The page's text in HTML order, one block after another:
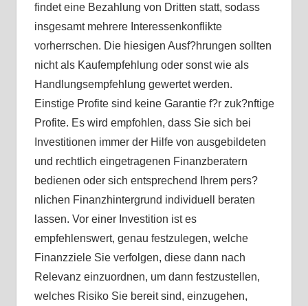
findet eine Bezahlung von Dritten statt, sodass
insgesamt mehrere Interessenkonflikte
vorherrschen. Die hiesigen Ausf?hrungen sollten
nicht als Kaufempfehlung oder sonst wie als
Handlungsempfehlung gewertet werden.
Einstige Profite sind keine Garantie f?r zuk?nftige
Profite. Es wird empfohlen, dass Sie sich bei
Investitionen immer der Hilfe von ausgebildeten
und rechtlich eingetragenen Finanzberatern
bedienen oder sich entsprechend Ihrem pers?
nlichen Finanzhintergrund individuell beraten
lassen. Vor einer Investition ist es
empfehlenswert, genau festzulegen, welche
Finanzziele Sie verfolgen, diese dann nach
Relevanz einzuordnen, um dann festzustellen,
welches Risiko Sie bereit sind, einzugehen,